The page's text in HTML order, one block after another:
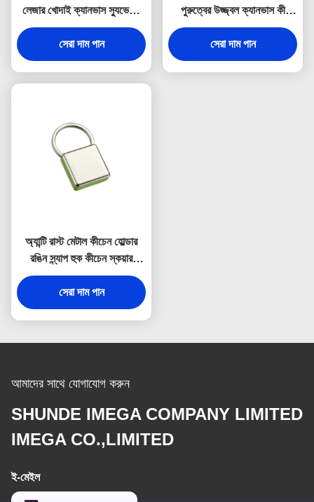
লেজার খোদাই ক্যানভাস স্যুভেনির
উপহার
সেরা দাম পান
পুরুত্বের উজ্জ্বল ক্যানভাস কী
হোল্ডার স্যুভেনির
সেরা দাম পান
অ্যান্টি রাস্ট মেটাল কীচেন হোল্ডার
রঙিন স্ন্যাপ হুক কীচেন স্কয়ার
প্লাস্টিক
সেরা দাম পান
আমাদের সাথে যোগাযোগ করুন
SHUNDE IMEGA COMPANY LIMITED
IMEGA CO.,LIMITED
ই-মেইল